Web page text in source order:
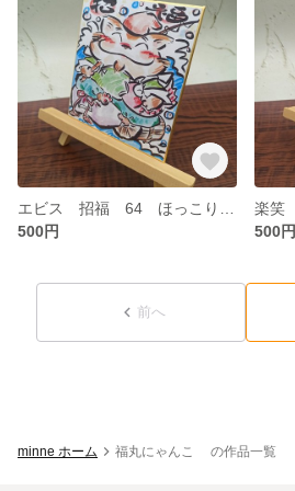
500円
500円
前へ
minne ホーム 福丸にゃんこ の作品一覧